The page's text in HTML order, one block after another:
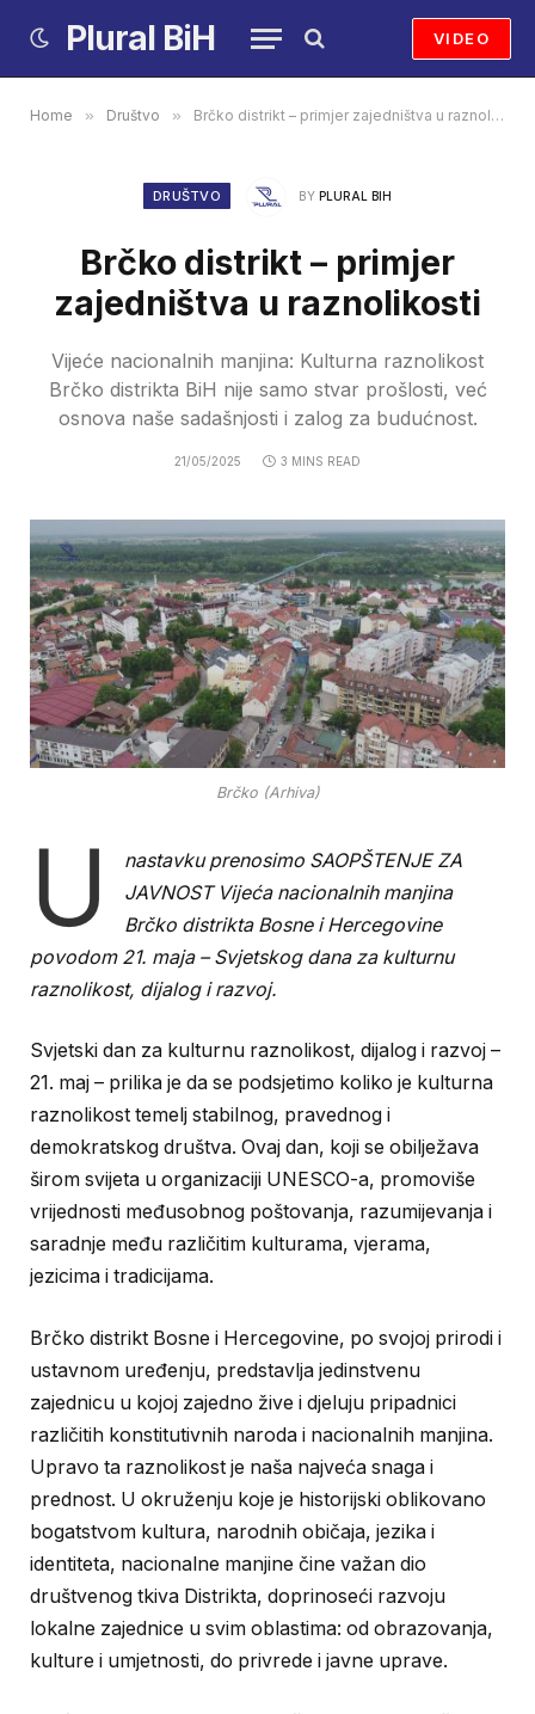
Plural BiH VIDEO
Home » Društvo » Brčko distrikt – primjer zajedništva u raznolikosti
DRUŠTVO BY PLURAL BIH
Brčko distrikt – primjer
zajedništva u raznolikosti
Vijeće nacionalnih manjina: Kulturna raznolikost
Brčko distrikta BiH nije samo stvar prošlosti, već
osnova naše sadašnjosti i zalog za budućnost.
21/05/2025 3 MINS READ
Brčko (Arhiva)
U
nastavku prenosimo SAOPŠTENJE ZA
JAVNOST Vijeća nacionalnih manjina
Brčko distrikta Bosne i Hercegovine
povodom 21. maja – Svjetskog dana za kulturnu
raznolikost, dijalog i razvoj.
Svjetski dan za kulturnu raznolikost, dijalog i razvoj –
21. maj – prilika je da se podsjetimo koliko je kulturna
raznolikost temelj stabilnog, pravednog i
demokratskog društva. Ovaj dan, koji se obilježava
širom svijeta u organizaciji UNESCO-a, promoviše
vrijednosti međusobnog poštovanja, razumijevanja i
saradnje među različitim kulturama, vjerama,
jezicima i tradicijama.
Brčko distrikt Bosne i Hercegovine, po svojoj prirodi i
ustavnom uređenju, predstavlja jedinstvenu
zajednicu u kojoj zajedno žive i djeluju pripadnici
različitih konstitutivnih naroda i nacionalnih manjina.
Upravo ta raznolikost je naša najveća snaga i
prednost. U okruženju koje je historijski oblikovano
bogatstvom kultura, narodnih običaja, jezika i
identiteta, nacionalne manjine čine važan dio
društvenog tkiva Distrikta, doprinoseći razvoju
lokalne zajednice u svim oblastima: od obrazovanja,
kulture i umjetnosti, do privrede i javne uprave.